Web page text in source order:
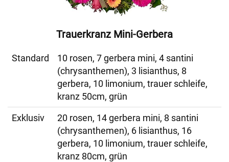
Trauerkranz Mini-Gerbera
Standard
10 rosen, 7 gerbera mini, 4 santini
(chrysanthemen), 3 lisianthus, 8
gerbera, 10 limonium, trauer schleife,
kranz 50cm, grün
Exklusiv
20 rosen, 14 gerbera mini, 8 santini
(chrysanthemen), 6 lisianthus, 16
gerbera, 10 limonium, trauer schleife,
kranz 80cm, grün